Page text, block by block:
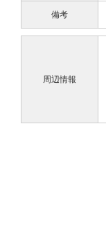
備考
周辺情報